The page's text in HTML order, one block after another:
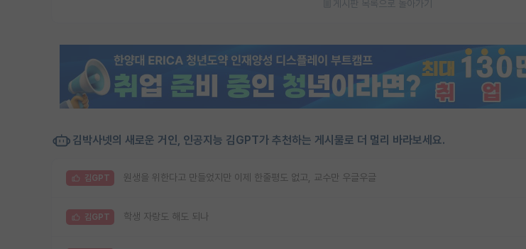
게시판 목록으로 돌아가기
김박사넷의 새로운 거인, 인공지능 김GPT가 추천하는 게시물로 더 멀리 바라보세요.
김GPT 원생을 위한다고 만들었지만 이제 한줄평도 없고, 교수만 우글우글
김GPT 학생 자랑도 해도 되나